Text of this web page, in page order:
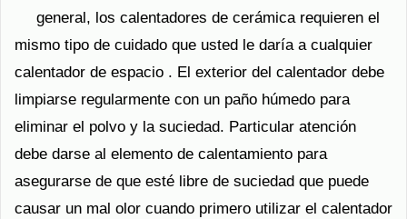
general, los calentadores de cerámica requieren el
mismo tipo de cuidado que usted le daría a cualquier
calentador de espacio . El exterior del calentador debe
limpiarse regularmente con un paño húmedo para
eliminar el polvo y la suciedad. Particular atención
debe darse al elemento de calentamiento para
asegurarse de que esté libre de suciedad que puede
causar un mal olor cuando primero utilizar el calentador